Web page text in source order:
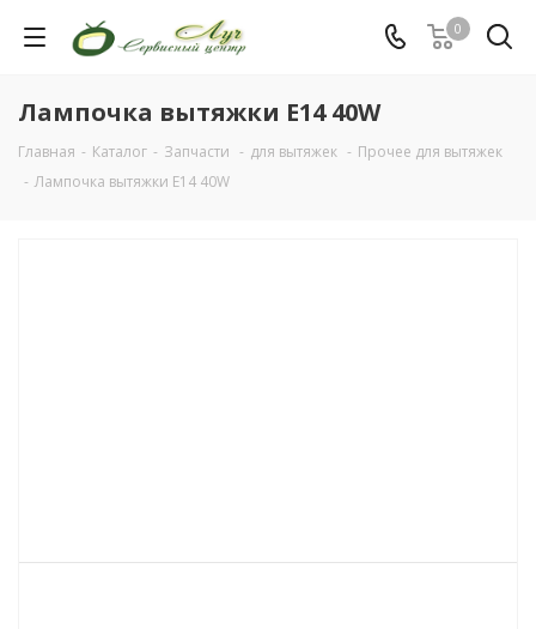
0
Лампочка вытяжки E14 40W
Главная - Каталог - Запчасти - для вытяжек - Прочее для вытяжек
- Лампочка вытяжки E14 40W